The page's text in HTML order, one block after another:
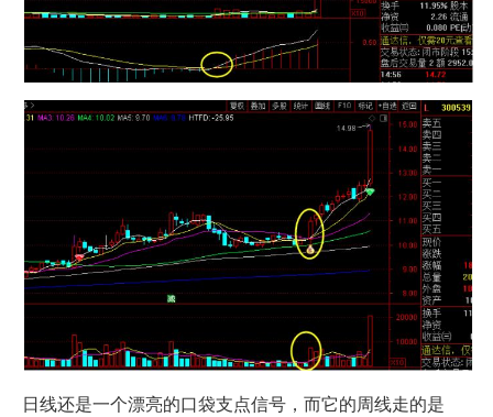
日线还是一个漂亮的口袋支点信号，而它的周线走的是